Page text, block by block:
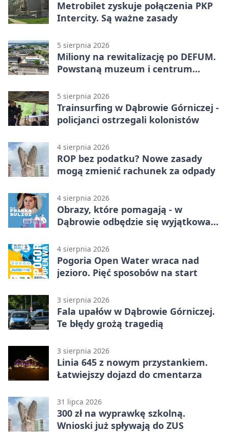
Metrobilet zyskuje połączenia PKP
Intercity. Są ważne zasady
5 sierpnia 2026
Miliony na rewitalizację po DEFUM.
Powstaną muzeum i centrum
5 sierpnia 2026
Trainsurfing w Dąbrowie Górniczej -
policjanci ostrzegali kolonistów
4 sierpnia 2026
ROP bez podatku? Nowe zasady
mogą zmienić rachunek za odpady
4 sierpnia 2026
Obrazy, które pomagają - w
Dąbrowie odbędzie się wyjątkowa
4 sierpnia 2026
Pogoria Open Water wraca nad
jezioro. Pięć sposobów na start
3 sierpnia 2026
Fala upałów w Dąbrowie Górniczej.
Te błędy grożą tragedią
3 sierpnia 2026
Linia 645 z nowym przystankiem.
Łatwiejszy dojazd do cmentarza
31 lipca 2026
300 zł na wyprawkę szkolną.
Wnioski już spływają do ZUS